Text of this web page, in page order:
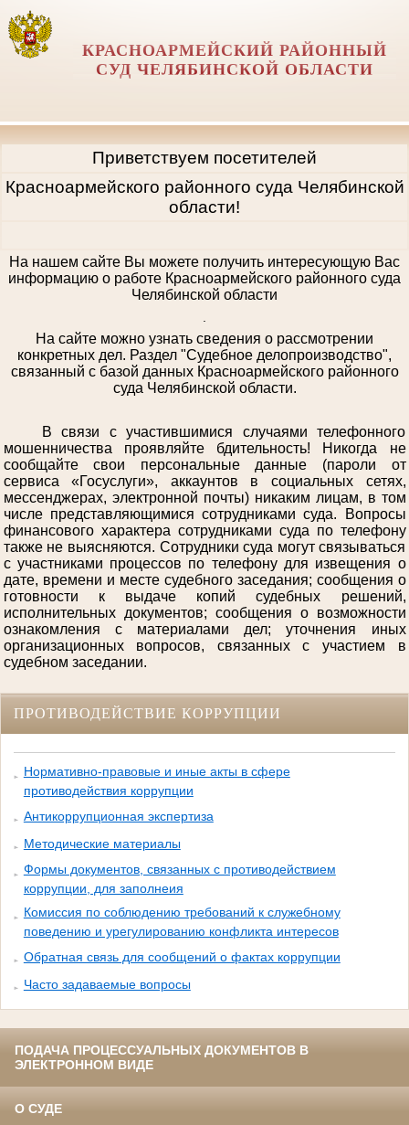
КРАСНОАРМЕЙСКИЙ РАЙОННЫЙ
СУД ЧЕЛЯБИНСКОЙ ОБЛАСТИ
Приветствуем посетителей
Красноармейского районного суда Челябинской
области!
На нашем сайте Вы можете получить интересующую Вас
информацию о работе Красноармейского районного суда
Челябинской области
На сайте можно узнать сведения о рассмотрении
конкретных дел. Раздел "Судебное делопроизводство",
связанный с базой данных Красноармейского районного
суда Челябинской области.
В связи с участившимися случаями телефонного
мошенничества проявляйте бдительность! Никогда не
сообщайте свои персональные данные (пароли от
сервиса «Госуслуги», аккаунтов в социальных сетях,
мессенджерах, электронной почты) никаким лицам, в том
числе представляющимися сотрудниками суда. Вопросы
финансового характера сотрудниками суда по телефону
также не выясняются. Сотрудники суда могут связываться
с участниками процессов по телефону для извещения о
дате, времени и месте судебного заседания; сообщения о
готовности к выдаче копий судебных решений,
исполнительных документов; сообщения о возможности
ознакомления с материалами дел; уточнения иных
организационных вопросов, связанных с участием в
судебном заседании.
ПРОТИВОДЕЙСТВИЕ КОРРУПЦИИ
Нормативно-правовые и иные акты в сфере
противодействия коррупции
Антикоррупционная экспертиза
Методические материалы
Формы документов, связанных с противодействием
коррупции, для заполнеия
Комиссия по соблюдению требований к служебному
поведению и урегулированию конфликта интересов
Обратная связь для сообщений о фактах коррупции
Часто задаваемые вопросы
ПОДАЧА ПРОЦЕССУАЛЬНЫХ ДОКУМЕНТОВ В
ЭЛЕКТРОННОМ ВИДЕ
О СУДЕ